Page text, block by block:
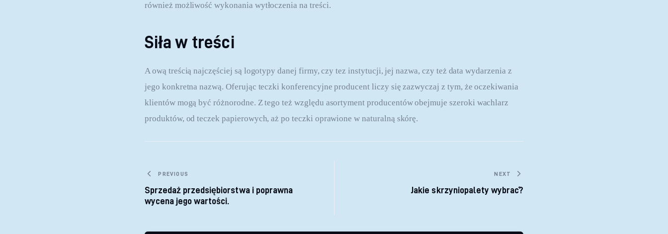
również możliwość wykonania wytłoczenia na treści.
Siła w treści
A ową treścią najczęściej są logotypy danej firmy, czy tez instytucji, jej nazwa, czy też data wydarzenia z
jego konkretna nazwą. Oferując teczki konferencyjne producent liczy się zazwyczaj z tym, że oczekiwania
klientów mogą być różnorodne. Z tego też względu asortyment producentów obejmuje szeroki wachlarz
produktów, od teczek papierowych, aż po teczki oprawione w naturalną skórę.
Nawigacja wpisu
PREVIOUS
Sprzedaż przedsiębiorstwa i poprawna
wycena jego wartości.
NEXT
Jakie skrzyniopalety wybrać?